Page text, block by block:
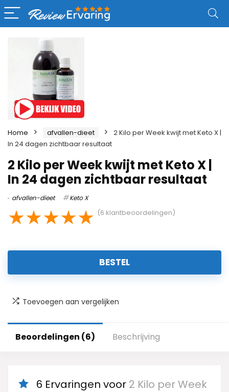
Home afvallen-dieet
2 Kilo per Week kwijt met Keto X |
In 24 dagen zichtbaar resultaat
2 Kilo per Week kwijt met Keto X |
In 24 dagen zichtbaar resultaat
afvallen-dieet Keto X
★★★★★ (6 klantbeoordelingen)
BESTEL
Toevoegen aan vergelijken
Beoordelingen (6) Beschrijving
6 Ervaringen voor 2 Kilo per Week